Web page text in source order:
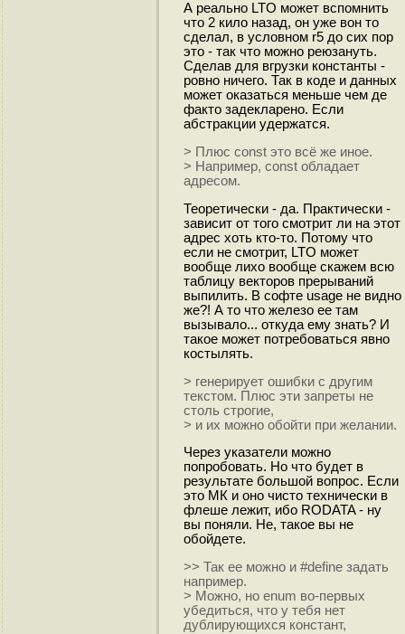
А реально LTO может вспомнить
что 2 кило назад, он уже вон то
сделал, в условном r5 до сих пор
это - так что можно реюзануть.
Сделав для вгрузки константы -
ровно ничего. Так в коде и данных
может оказаться меньше чем де
факто задекларено. Если
абстракции удержатся.
> Плюс const это всё же иное.
> Например, const обладает
адресом.
Теоретически - да. Практически -
зависит от того смотрит ли на этот
адрес хоть кто-то. Потому что
если не смотрит, LTO может
вообще лихо вообще скажем всю
таблицу векторов прерываний
выпилить. В софте usage не видно
же?! А то что железо ее там
вызывало... откуда ему знать? И
такое может потребоваться явно
костылять.
> генерирует ошибки с другим
текстом. Плюс эти запреты не
столь строгие,
> и их можно обойти при желании.
Через указатели можно
попробовать. Но что будет в
результате большой вопрос. Если
это МК и оно чисто технически в
флеше лежит, ибо RODATA - ну
вы поняли. Не, такое вы не
обойдете.
>> Так ее можно и #define задать
например.
> Можно, но enum во-первых
убедиться, что у тебя нет
дублирующихся констант,